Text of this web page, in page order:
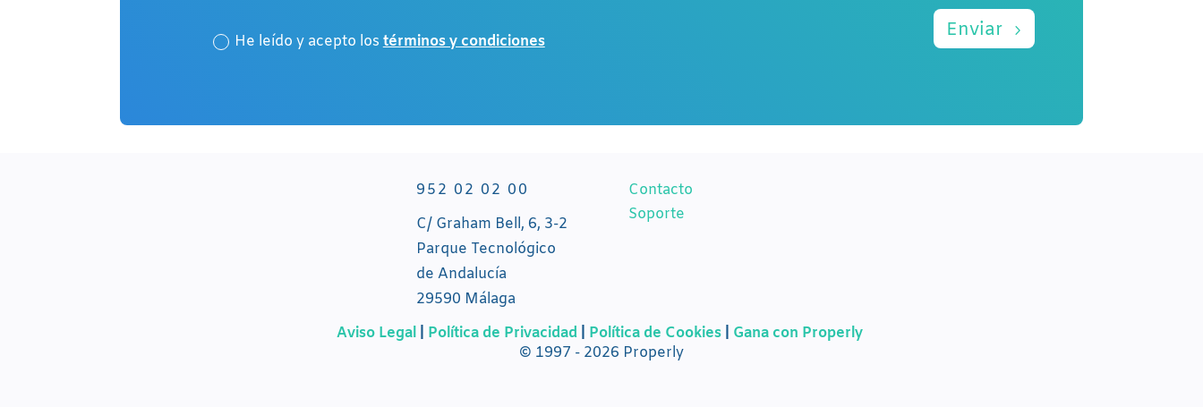
He leído y acepto lostérminos y condiciones Enviar
952 02 02 00
C/ Graham Bell, 6, 3-2
Parque Tecnológico
de Andalucía
29590 Málaga
Contacto
Soporte
Aviso Legal Política de Privacidad Política de Cookies
Gana con Properly
© 1997 - 2026 Properly